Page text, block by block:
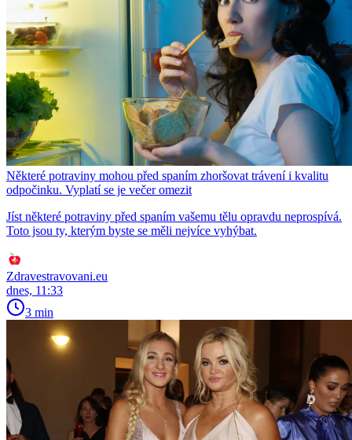
Některé potraviny mohou před spaním zhoršovat trávení i kvalitu
odpočinku. Vyplatí se je večer omezit
Jíst některé potraviny před spaním vašemu tělu opravdu neprospívá.
Toto jsou ty, kterým byste se měli nejvíce vyhýbat.
Zdravestravovani.eu
dnes, 11:33
3 min